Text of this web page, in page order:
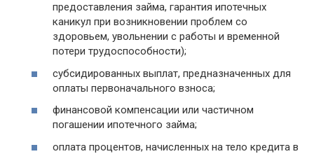
предоставления займа, гарантия ипотечных
каникул при возникновении проблем со
здоровьем, увольнении с работы и временной
потери трудоспособности);
субсидированных выплат, предназначенных для
оплаты первоначального взноса;
финансовой компенсации или частичном
погашении ипотечного займа;
оплата процентов, начисленных на тело кредита в